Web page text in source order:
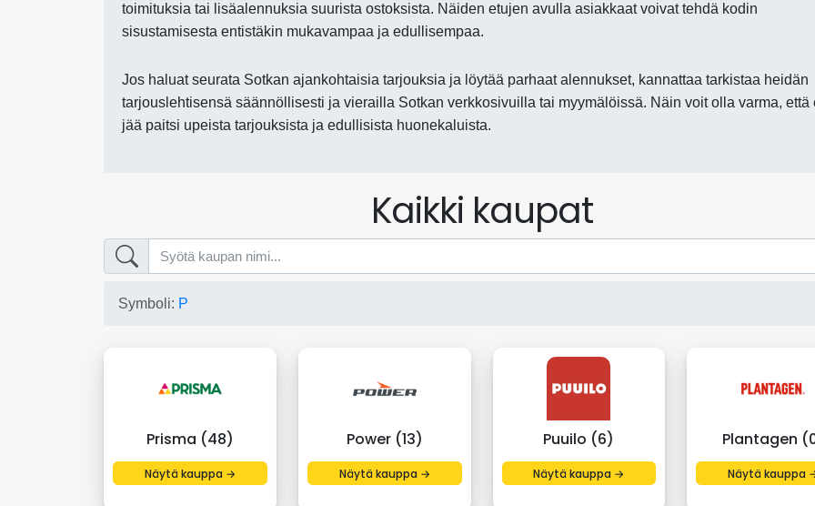
toimituksia tai lisäalennuksia suurista ostoksista. Näiden etujen avulla asiakkaat voivat tehdä kodin
sisustamisesta entistäkin mukavampaa ja edullisempaa.
Jos haluat seurata Sotkan ajankohtaisia tarjouksia ja löytää parhaat alennukset, kannattaa tarkistaa heidän
tarjouslehtisensä säännöllisesti ja vierailla Sotkan verkkosivuilla tai myymälöissä. Näin voit olla varma, että
jää paitsi upeista tarjouksista ja edullisista huonekaluista.
Kaikki kaupat
Symboli: P
Prisma (48)
Näytä kauppa →
Power (13)
Näytä kauppa →
Puuilo (6)
Näytä kauppa →
Plantagen
Näytä kauppa